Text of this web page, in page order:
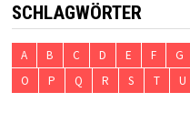
SCHLAGWÖRTER
A B C D E F G
O
P Q R S T U